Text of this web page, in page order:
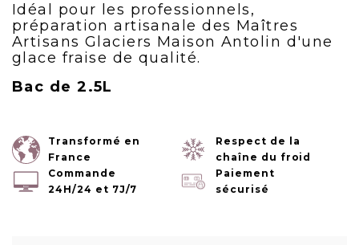
Idéal pour les professionnels,
préparation artisanale des Maîtres
Artisans Glaciers Maison Antolin d'une
glace fraise de qualité.
Bac de 2.5L
Transformé en
France
Respect de la
chaîne du froid
Commande
24H/24 et 7J/7
Paiement
sécurisé